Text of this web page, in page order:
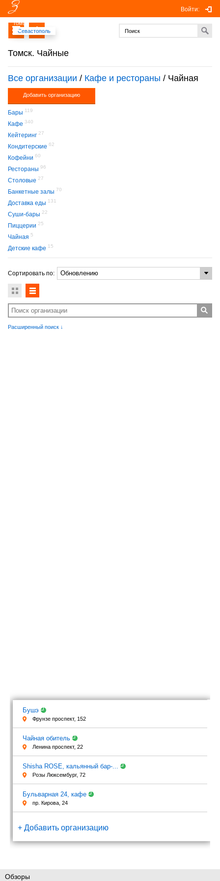
Томск
Севастополь
Томск. Чайные
Войти:
Все организации / Кафе и рестораны / Чайная
Добавить организацию
Бары 119
Кафе 340
Кейтеринг 27
Кондитерские 62
Кофейни 60
Рестораны 96
Столовые 27
Банкетные залы 70
Доставка еды 131
Суши-бары 22
Пиццерии 25
Чайная 5
Детские кафе 15
Сортировать по:
Расширенный поиск ↓
Бушэ
Фрунзе проспект, 152
Чайная обитель
Ленина проспект, 22
Shisha ROSE, кальянный бар-...
Розы Люксембург, 72
Бульварная 24, кафе
пр. Кирова, 24
+ Добавить организацию
Обзоры